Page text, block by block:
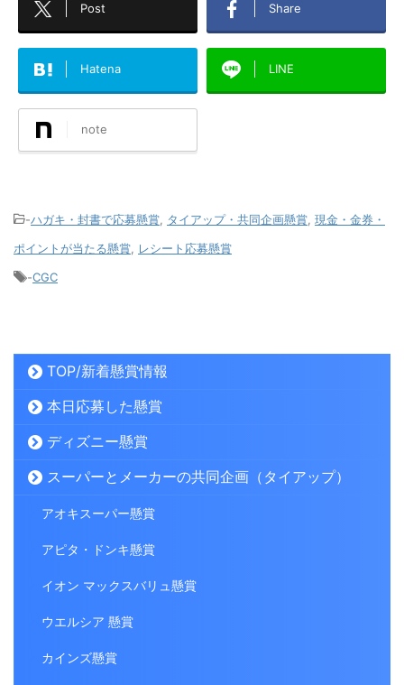
Post Share
Hatena LINE
note
-ハガキ・封書で応募懸賞, タイアップ・共同企画懸賞, 現金・金券・
ポイントが当たる懸賞, レシート応募懸賞
-CGC
TOP/新着懸賞情報
本日応募した懸賞
ディズニー懸賞
スーパーとメーカーの共同企画（タイアップ）
アオキスーパー懸賞
アピタ・ドンキ懸賞
イオン マックスバリュ懸賞
ウエルシア 懸賞
カインズ懸賞